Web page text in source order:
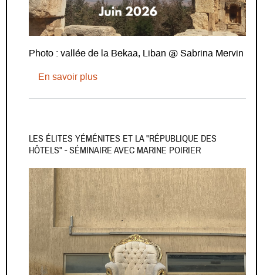
Photo : vallée de la Bekaa, Liban @ Sabrina Mervin
En savoir plussur En JUIN à l'IREMAM
LES ÉLITES YÉMÉNITES ET LA "RÉPUBLIQUE DES
HÔTELS" - SÉMINAIRE AVEC MARINE POIRIER